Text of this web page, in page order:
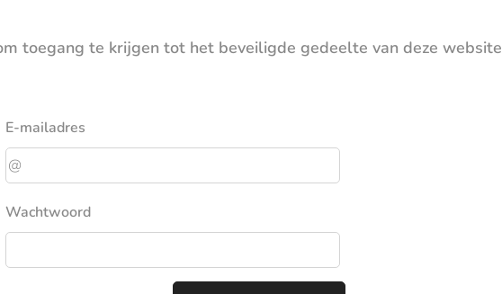
toegang te krijgen tot het beveiligde gedeelte van deze website
E-mailadres
Wachtwoord